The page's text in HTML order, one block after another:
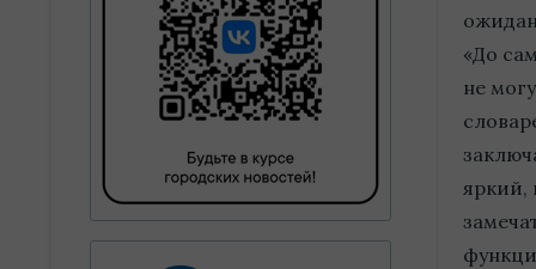
«До
не
яркий,